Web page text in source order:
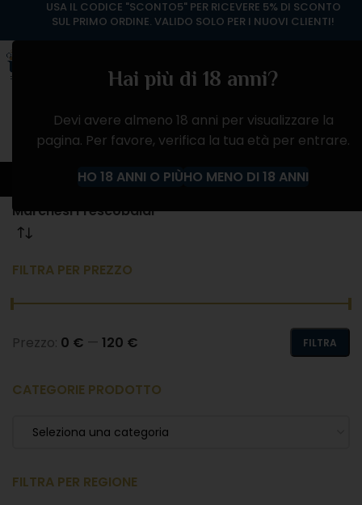
Hai più di 18 anni?
Devi avere almeno 18 anni per visualizzare la
pagina. Per favore, verifica la tua età per entrare.
HO 18 ANNI O PIÙHO MENO DI 18 ANNI
Marchesi Frescobaldi
Marchesi Frescobaldi
FILTRA PER PREZZO
FILTRA
Prezzo: 0 € — 120 €
CATEGORIE PRODOTTO
Seleziona una categoria
FILTRA PER REGIONE
USA IL CODICE "SCONTO5" PER RICEVERE 5% DI SCONTO
SUL PRIMO ORDINE. VALIDO SOLO PER I NUOVI CLIENTI!